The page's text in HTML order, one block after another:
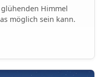
Himmel
möglich sein kann.